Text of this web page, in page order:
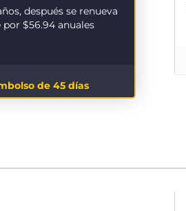
después se renueva
por $56.94anuales
de 45 días